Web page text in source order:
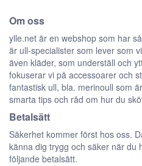
Om oss
ylle.net är en webshop som har
är ull-specialister som lever som
även kläder, som underställ och
fokuserar vi på accessoarer och
fantastisk ull, bla. merinoull som
smarta tips och råd om hur du
Betalsätt
Säkerhet kommer först hos oss.
känna dig trygg och säker när du
följande betalsätt.